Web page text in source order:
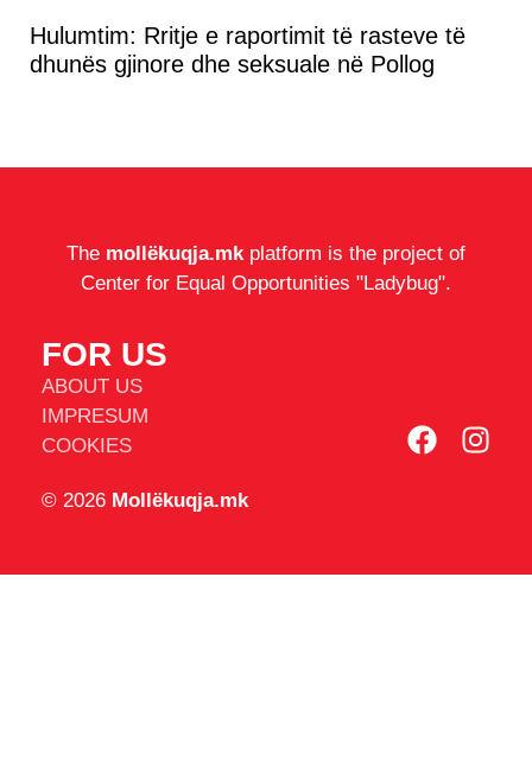
Hulumtim: Rritje e raportimit të rasteve të
dhunës gjinore dhe seksuale në Pollog
The mollëkuqja.mkplatform is the project of
Center for Equal Opportunities "Ladybug".
FOR US
ABOUT US
IMPRESUM
COOKIES
© 2026 Mollëkuqja.mk